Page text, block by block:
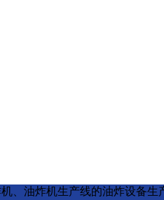
、油炸机生产线的油炸设备生